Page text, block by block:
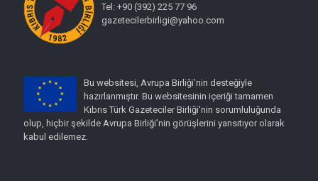
Tel: +90 (392) 225 77 96
gazetecilerbirligi@yahoo.com
Bu websitesi, Avrupa Birliği’nin desteğiyle
hazırlanmıştır. Bu websitesinin içeriği tamamen
Kıbrıs Türk Gazeteciler Birliği'nin sorumluluğunda
olup, hiçbir şekilde Avrupa Birliği’nin görüşlerini yansıtıyor olarak
kabul edilemez.